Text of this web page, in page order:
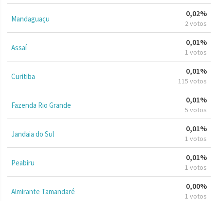
Mandaguaçu
0,02%
2 votos
Assaí
0,01%
1 votos
Curitiba
0,01%
115 votos
Fazenda Rio Grande
0,01%
5 votos
Jandaia do Sul
0,01%
1 votos
Peabiru
0,01%
1 votos
Almirante Tamandaré
0,00%
1 votos